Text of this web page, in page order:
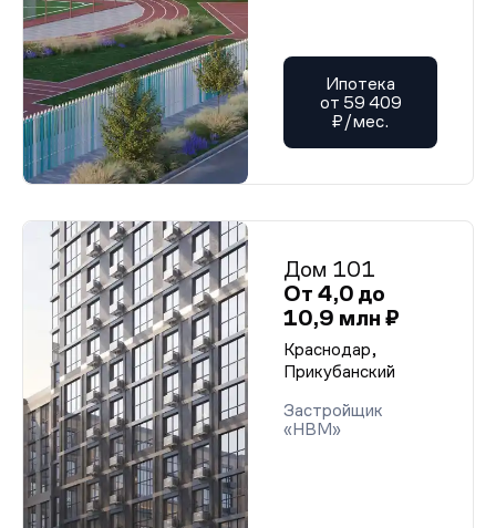
Ипотека
от 59 409
₽/мес.
Дом 101
От 4,0 до
10,9 млн ₽
Краснодар,
Прикубанский
Застройщик
«НВМ»